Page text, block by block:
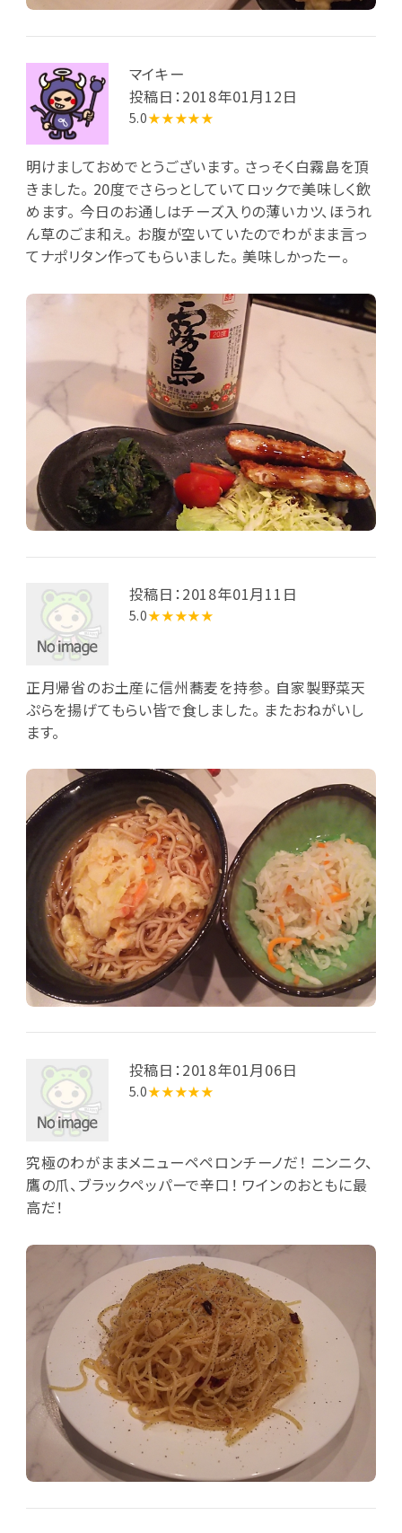
マイキー
投稿日：2018年01月12日
5.0★★★★★
明けましておめでとうございます。 さっそく白霧島を頂
きました。 20度でさらっとしていてロックで美味しく飲
めます。 今日のお通しはチーズ入りの薄いカツ、ほうれ
ん草のごま和え。 お腹が空いていたのでわがまま言っ
てナポリタン作ってもらいました。 美味しかったー。
投稿日：2018年01月11日
5.0★★★★★
正月帰省のお土産に信州蕎麦を持参。 自家製野菜天
ぷらを揚げてもらい皆で食しました。 またおねがいし
ます。
投稿日：2018年01月06日
5.0★★★★★
究極のわがままメニューペペロンチーノだ！ ニンニク、
鷹の爪、ブラックペッパーで辛口！ ワインのおともに最
高だ！